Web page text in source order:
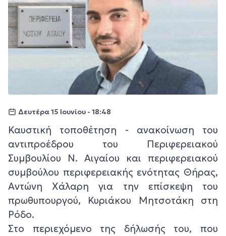
Δευτέρα 15 Ιουνίου - 18:48
Καυστική τοποθέτηση - ανακοίνωση του
αντιπροέδρου του Περιφερειακού
Συμβουλίου Ν. Αιγαίου και περιφερειακού
συμβούλου περιφερειακής ενότητας Θήρας,
Αντώνη Χάλαρη για την επίσκεψη του
πρωθυπουργού, Κυριάκου Μητσοτάκη στη
Ρόδο.
Στο περιεχόμενο της δήλωσής του, που